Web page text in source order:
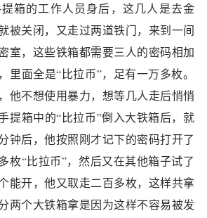
箱的工作人员身后，这几人是去金
被关闭，又走过两道铁门，来到一间
室，这些铁箱都需要三人的密码相加
里面全是“比拉币”，足有一万多枚。
他不想使用暴力，想等几人走后悄悄
提箱中的“比拉币”倒入大铁箱后，就
钟后，他按照刚才记下的密码打开了
枚“比拉币”，然后又在其他箱子试了
能开，他又取走二百多枚，这样共拿
两个大铁箱拿是因为这样不容易被发